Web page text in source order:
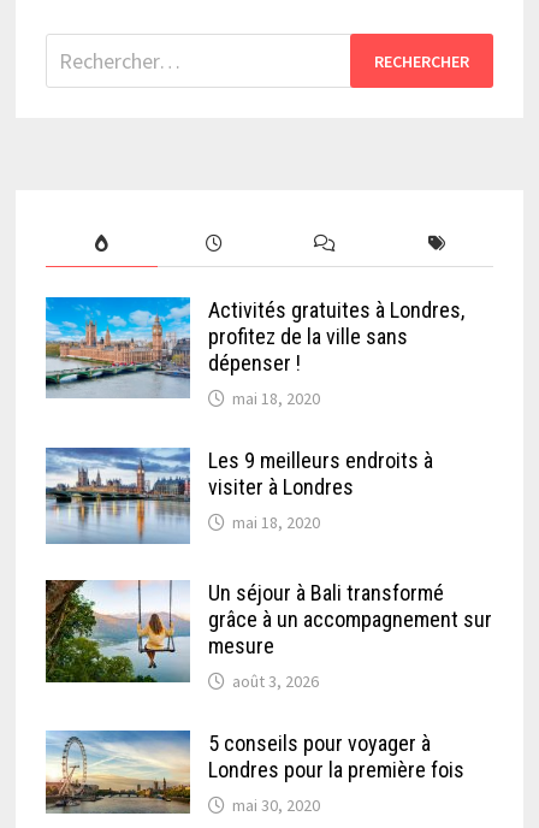
Rechercher :
Activités gratuites à Londres,
profitez de la ville sans
dépenser !
mai 18, 2020
Les 9 meilleurs endroits à
visiter à Londres
mai 18, 2020
Un séjour à Bali transformé
grâce à un accompagnement sur
mesure
août 3, 2026
5 conseils pour voyager à
Londres pour la première fois
mai 30, 2020